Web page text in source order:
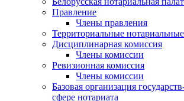
Правление
Члены правления
Территориальные
Дисциплинарная комиссия
Члены комиссии
Ревизионная комиссия
Члены комиссии
Базовая организация
сфере нотариата